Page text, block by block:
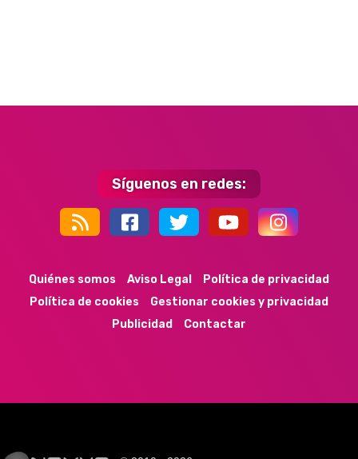
Síguenos en redes:
44k 9k 35k 352
Quiénes somos Aviso Legal
Política de privacidad
Política de cookies
Gestionar cookies y privacidad
Publicidad
Contactar